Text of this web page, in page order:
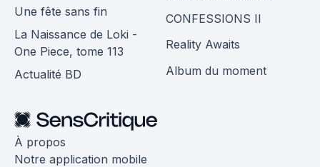
Une fête sans fin
La Naissance de Loki -
One Piece, tome 113
Actualité BD
CONFESSIONS II
Reality Awaits
Album du moment
À propos
Notre application mobile